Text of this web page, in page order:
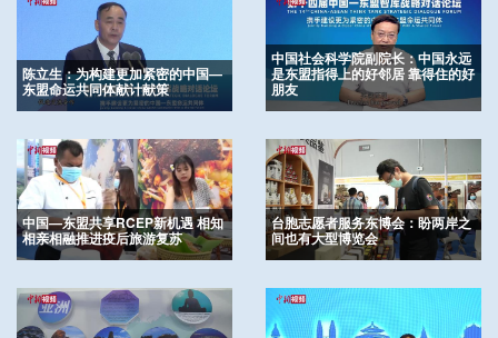
陈立生：为构建更加紧密的中国—
东盟命运共同体献计献策
中国社会科学院副院长：中国永远
是东盟指得上的好邻居 靠得住的好
朋友
中国—东盟共享RCEP新机遇 相知
相亲相融推进疫后旅游复苏
台胞志愿者服务东博会：盼两岸之
间也有大型博览会